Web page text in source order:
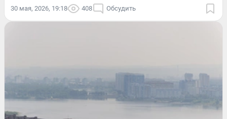
30 мая, 2026, 19:18 408 Обсудить